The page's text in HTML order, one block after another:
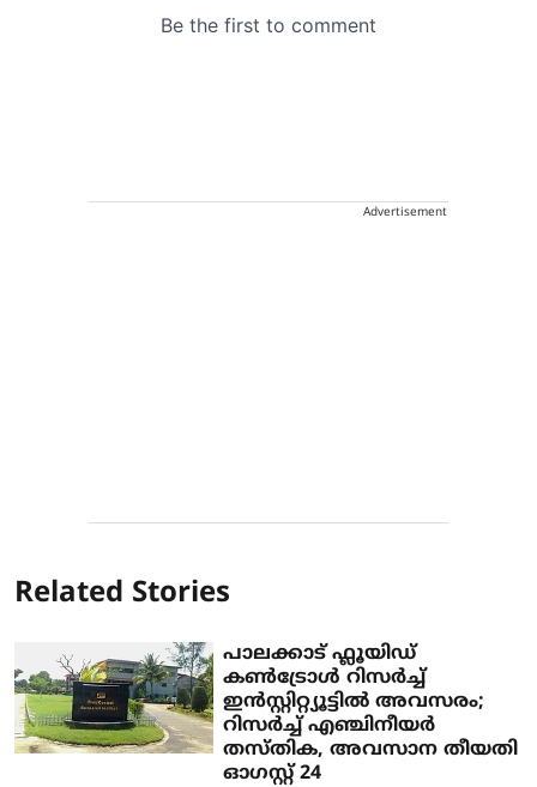
Advertisement
Related Stories
പാലക്കാട് ഫ്ലൂയിഡ്
കൺട്രോൾ റിസർച്ച്
ഇൻസ്റ്റിറ്റ്യൂട്ടിൽ അവസരം;
റിസർച്ച് എഞ്ചിനീയർ
തസ്തിക, അവസാന തീയതി
ഓഗസ്റ്റ് 24